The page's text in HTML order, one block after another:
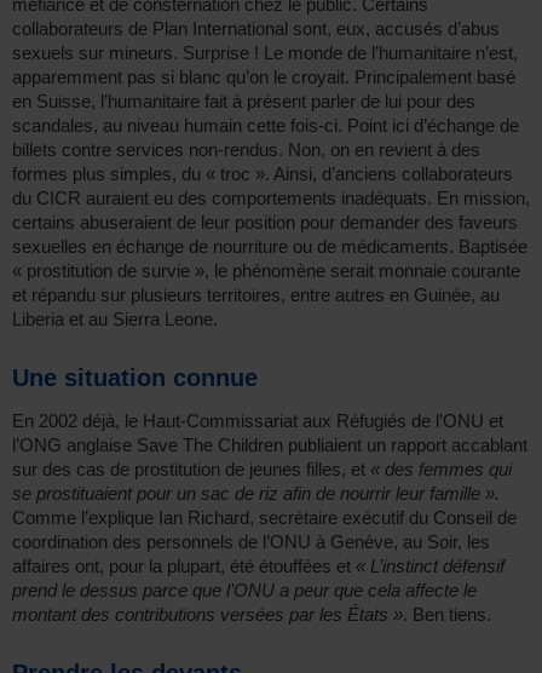
méfiance et de consternation chez le public. Certains
collaborateurs de Plan International sont, eux, accusés d’abus
sexuels sur mineurs. Surprise ! Le monde de l’humanitaire n’est,
apparemment pas si blanc qu’on le croyait. Principalement basé
en Suisse, l’humanitaire fait à présent parler de lui pour des
scandales, au niveau humain cette fois-ci. Point ici d’échange de
billets contre services non-rendus. Non, on en revient à des
formes plus simples, du « troc ». Ainsi, d’anciens collaborateurs
du CICR auraient eu des comportements inadéquats. En mission,
certains abuseraient de leur position pour demander des faveurs
sexuelles en échange de nourriture ou de médicaments. Baptisée
« prostitution de survie », le phénomène serait monnaie courante
et répandu sur plusieurs territoires, entre autres en Guinée, au
Liberia et au Sierra Leone.
Une situation connue
En 2002 déjà, le Haut-Commissariat aux Réfugiés de l’ONU et
l’ONG anglaise Save The Children publiaient un rapport accablant
sur des cas de prostitution de jeunes filles, et « des femmes qui
se prostituaient pour un sac de riz afin de nourrir leur famille ».
Comme l’explique Ian Richard, secrétaire exécutif du Conseil de
coordination des personnels de l’ONU à Genève, au Soir, les
affaires ont, pour la plupart, été étouffées et « L’instinct défensif
prend le dessus parce que l’ONU a peur que cela affecte le
montant des contributions versées par les États ». Ben tiens.